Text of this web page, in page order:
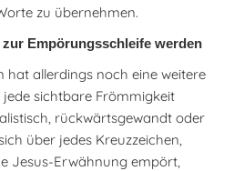
zu übernehmen.
Empörungsschleife werden
hat allerdings noch eine weitere
jede sichtbare Frömmigkeit
rückwärtsgewandt oder
über jedes Kreuzzeichen,
Jesus-Erwähnung empört,